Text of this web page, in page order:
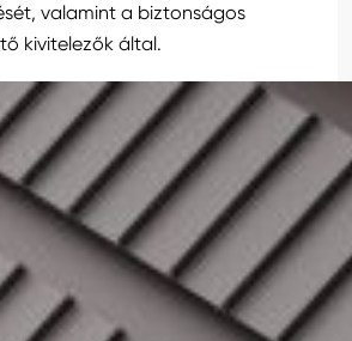
valamint a biztonságos
kivitelezők által.